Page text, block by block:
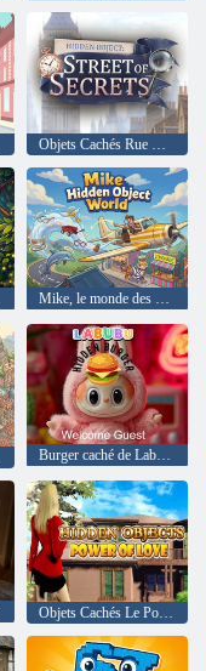
Objets Cachés Rue Des Secrets
Mike, le monde des objets cachés
Burger caché de Labubu
Objets Cachés Le Pouvoir de l'Amour